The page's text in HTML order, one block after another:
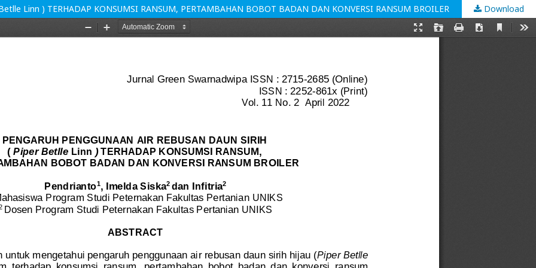
Linn ) TERHADAP KONSUMSI RANSUM, PERTAMBAHAN BOBOT BADAN DAN KONVERSI RANSUM BROILER Download